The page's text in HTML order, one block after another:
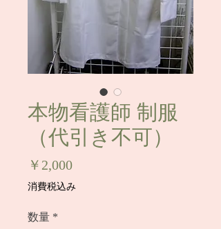
本物看護師 制服
（代引き不可）
￥2,000価
格
消費税込み
数量 *